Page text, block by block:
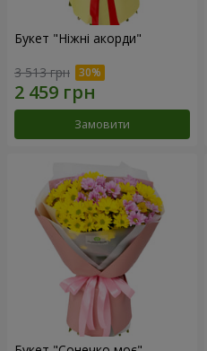
Букет "Ніжні акорди"
3 513 грн
Замовити